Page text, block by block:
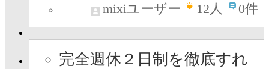
mixiユーザー
12人 0件
完全週休２日制を徹底すれ